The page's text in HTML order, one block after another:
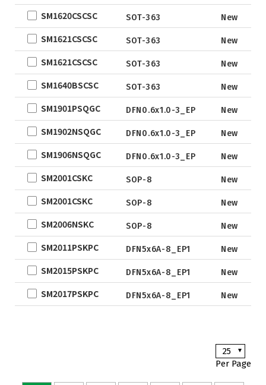
TSSOP
DFN2x2
DFN3x3
DFN3.3x3.3
DFN2x3
DFN3x2
SM1620CSCSC SOT-363 New
SM1621CSCSC SOT-363 New
SM1621CSCSC SOT-363 New
SM1640BSCSC SOT-363 New
SM1901PSQGC DFN0.6x1.0-3_EP New
SM1902NSQGC DFN0.6x1.0-3_EP New
SM1906NSQGC DFN0.6x1.0-3_EP New
SM2001CSKC SOP-8 New
SM2001CSKC SOP-8 New
SM2006NSKC SOP-8 New
SM2011PSKPC DFN5x6A-8_EP1 New
SM2015PSKPC DFN5x6A-8_EP1 New
SM2017PSKPC DFN5x6A-8_EP1 New
25
Per Page